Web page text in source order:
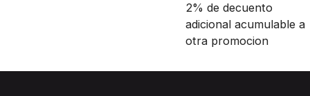
2% de decuento
adicional acumulable a
otra promocion